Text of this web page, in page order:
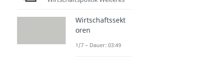
Wirtschaftssekt
oren
1/7 – Dauer: 03:49